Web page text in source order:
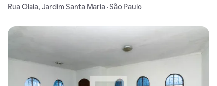
Rua Olaia, Jardim Santa Maria · São Paulo